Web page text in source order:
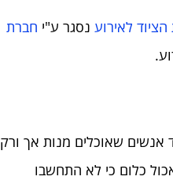
לאירוע נסגר ע"י חברת
אנשים שאוכלים מנות אך ורק
כלום כי לא התחשבו